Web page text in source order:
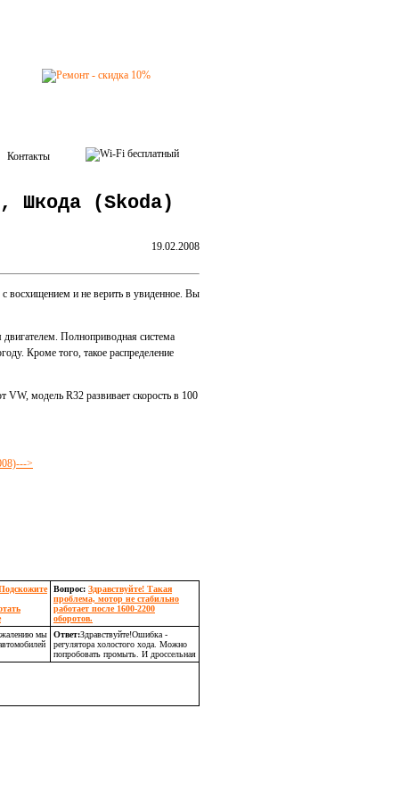
Контакты
Шкода (Skoda)
19.02.2008
восхищением и не верить в увиденное. Вы
Полноприводная система
Кроме того, такое распределение
модель R32 развивает скорость в 100
>
Вопрос: Здравствуйте! Такая
проблема, мотор не стабильно
работает после 1600-2200
оборотов.
мы
Ответ:Здравствуйте!Ошибка -
регулятора холостого хода. Можно
попробовать промыть. И дроссельная